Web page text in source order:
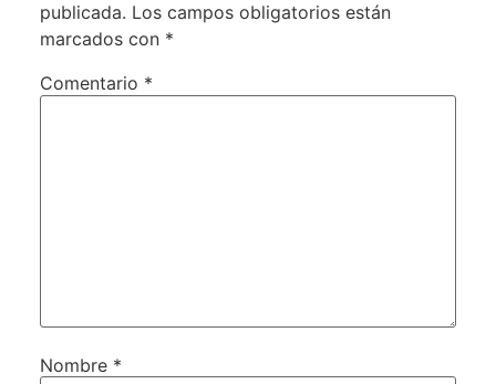
publicada. Los campos obligatorios están
marcados con *
Comentario *
Nombre *